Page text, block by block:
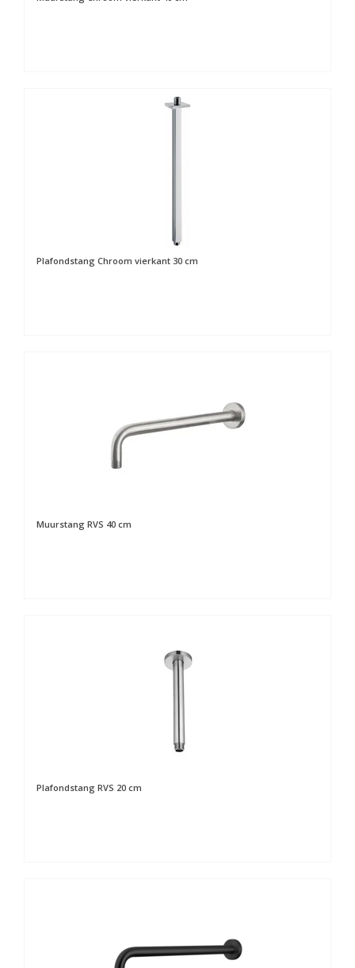
Plafondstang Chroom vierkant 30 cm
Muurstang RVS 40 cm
Plafondstang RVS 20 cm